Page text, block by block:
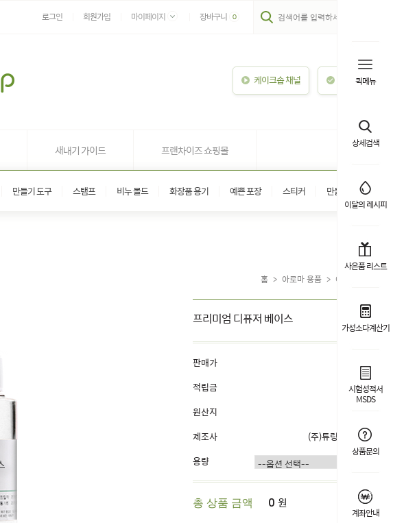
퀵메뉴
상세검색
이달의 레시피
사은품 리스트
가성소다계산기
시험성적서
MSDS
상품문의
계좌안내
로그인 회원가입 마이페이지 장바구니 0
케이크솝 채널 이용안내
새내기 가이드 프랜차이즈 쇼핑몰
만들기 도구 스탬프 비누 몰드 화장품 용기 예쁜 포장 스티커 만들기 키트
홈 > 아로마 용품 > 아로마 용품
프리미엄 디퓨저 베이스
판매가
적립금
1%
원산지
제조사
(주)튜링겐코리아
용량
총 상품 금액 0 원